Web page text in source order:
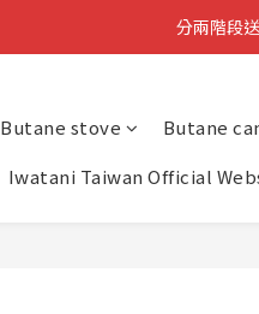
分兩階段
分兩階段
複
分兩階段
Butane stove Butane
Iwatani Taiwan Official